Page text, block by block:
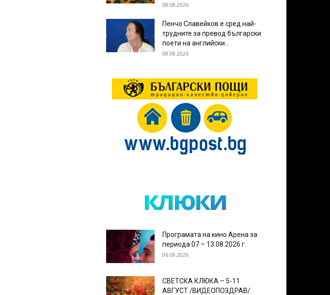
08.08.2026
Пенчо Славейков е сред най-
трудните за превод български
поети на английски...
08.08.2026
клюки
Програмата на кино Арена за
периода 07 – 13.08.2026 г.
06.08.2026
СВЕТСКА КЛЮКА – 5-11
АВГУСТ /ВИДЕОПОЗДРАВ/